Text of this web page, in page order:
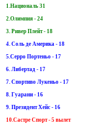
1.Националь 31
2.Олимпия - 24
3. Ривер Плейт - 18
4. Соль де Америка - 18
5.Серро Портеньо - 17
6. Либертад - 17
7. Спортиво Лукеньо - 17
8. Гуарани - 16
9. Президент Хейс - 16
10.Састре Спорт - 5 вылет